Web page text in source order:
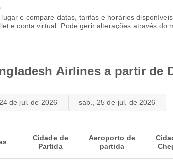
e compare datas, tarifas e horários
e conta virtual. Pode gerir alterações através do
Airlines a partir de
de jul. de 2026 sáb., 25 de jul. de 2026
Cidade de
Partida
Aeroporto de
partida